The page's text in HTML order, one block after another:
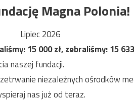
Magna Polonia!
Lipiec 2026
15 000zł, zebraliśmy:15
naszej fundacji.
niezależnych ośrodków
nas już od teraz.